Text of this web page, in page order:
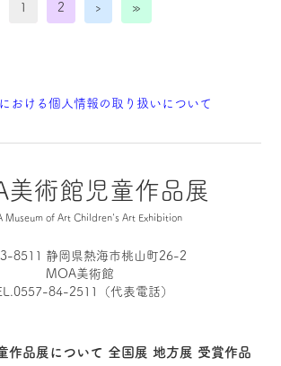
1 2 › »
おける個人情報の取り扱いについて
美術館児童作品展
Museum of Art Children's Art Exhibition
8511 静岡県熱海市桃山町26-2
MOA美術館
84-2511（代表電話）
作品展について 全国展 地方展 受賞作品